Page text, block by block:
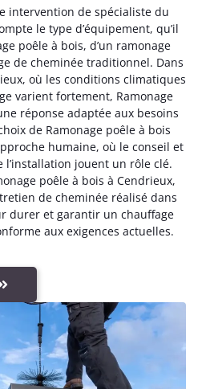
intervention de spécialiste du
le type d’équipement, qu’il
poêle à bois, d’un ramonage
de cheminée traditionnel. Dans
où les conditions climatiques
varient fortement, Ramonage
réponse adaptée aux besoins
de Ramonage poêle à bois
humaine, où le conseil et
l’installation jouent un rôle clé.
poêle à bois à Cendrieux,
de cheminée réalisé dans
durer et garantir un chauffage
aux exigences actuelles.